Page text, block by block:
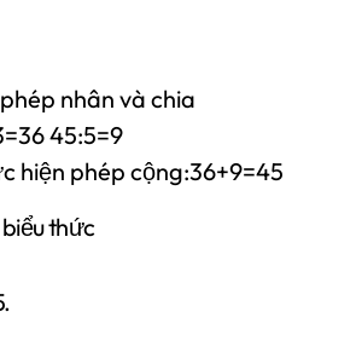
nhân và chia
45:5=9
hiện phép cộng:36+9=45
thức